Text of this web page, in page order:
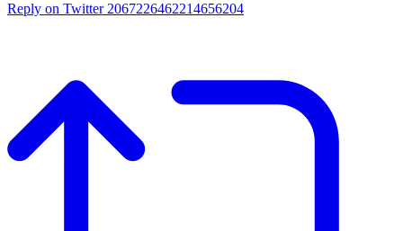
Reply on Twitter 2067226462214656204